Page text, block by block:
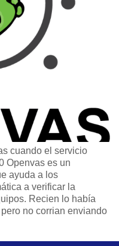
cuando el servicio
Openvas es un
ayuda a los
a verificar la
Recien lo había
no corrian enviando